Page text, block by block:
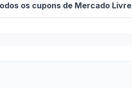
os cupons de Mercado Livre